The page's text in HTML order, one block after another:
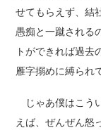
せてもらえず、結
愚痴と一蹴される
トができれば過
雁字搦めに縛られ
じゃあ僕はこう
えば、ぜんぜん怒